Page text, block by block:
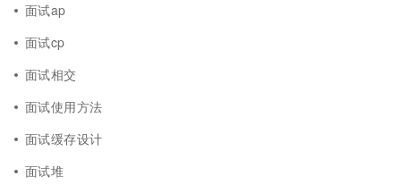
面试ap
面试cp
面试相交
面试使用方法
面试缓存设计
面试堆